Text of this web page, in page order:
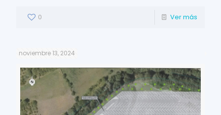
0 Ver más
noviembre 13, 2024